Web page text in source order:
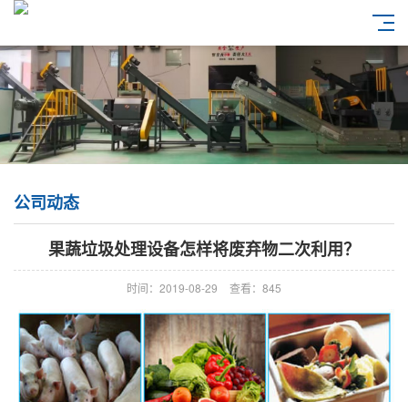
公司动态
果蔬垃圾处理设备怎样将废弃物二次利用？
时间：2019-08-29 查看：845